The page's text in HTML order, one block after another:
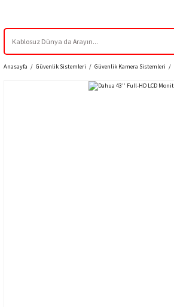
Anasayfa Güvenlik Sistemleri Güvenlik Kamera Sistemleri